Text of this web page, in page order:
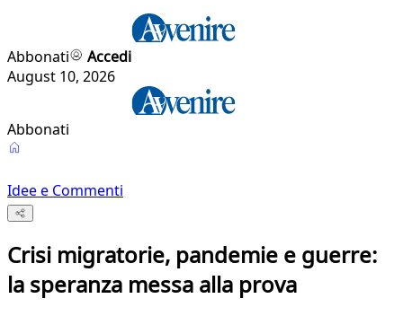
Abbonati
Accedi
August 10, 2026
Abbonati
Idee e Commenti
Crisi migratorie, pandemie e guerre:
la speranza messa alla prova